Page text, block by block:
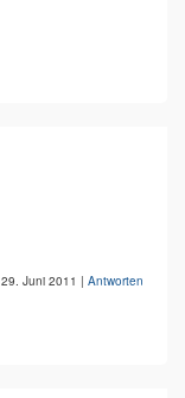
29. Juni 2011 | Antworten